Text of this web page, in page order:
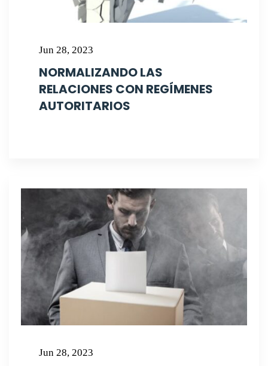
Jun 28, 2023
NORMALIZANDO LAS
RELACIONES CON REGÍMENES
AUTORITARIOS
Jun 28, 2023